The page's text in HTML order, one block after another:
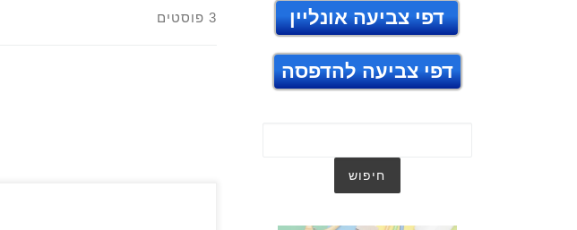
3 פוסטים דפי צביעה אונליין
דפי צביעה להדפסה